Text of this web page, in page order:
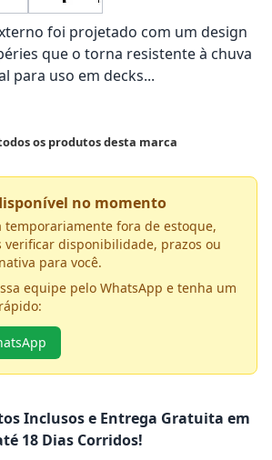
foi projetado com um design
que o torna resistente à chuva
para uso em decks...
os produtos desta marca
no momento
temporariamente fora de estoque,
verificar disponibilidade, prazos ou
para você.
equipe pelo WhatsApp e tenha um
Inclusos e Entrega Gratuita em
18 Dias Corridos!